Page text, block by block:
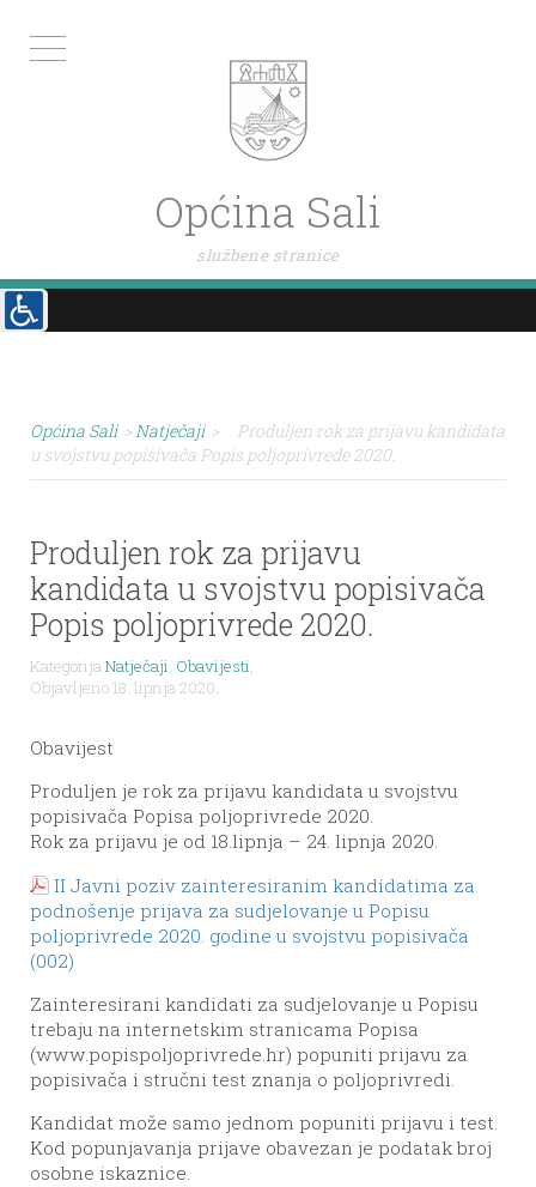
Općina Sali
službene stranice
Općina Sali > Natječaji >
Produljen rok za prijavu kandidata
u svojstvu popisivača Popis poljoprivrede 2020.
Produljen rok za prijavu
kandidata u svojstvu popisivača
Popis poljoprivrede 2020.
KategorijaNatječaji, Obavijesti,
Objavljeno 18. lipnja 2020.
Obavijest
Produljen je rok za prijavu kandidata u svojstvu
popisivača Popisa poljoprivrede 2020.
Rok za prijavu je od 18.lipnja – 24. lipnja 2020.
II Javni poziv zainteresiranim kandidatima za
podnošenje prijava za sudjelovanje u Popisu
poljoprivrede 2020. godine u svojstvu popisivača
(002)
Zainteresirani kandidati za sudjelovanje u Popisu
trebaju na internetskim stranicama Popisa
(www.popispoljoprivrede.hr) popuniti prijavu za
popisivača i stručni test znanja o poljoprivredi.
Kandidat može samo jednom popuniti prijavu i test.
Kod popunjavanja prijave obavezan je podatak broj
osobne iskaznice.